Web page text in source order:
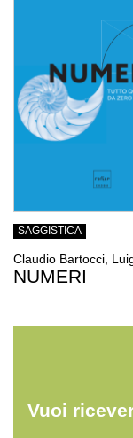
SAGGISTICA
Claudio Bartocci,
NUMERI
Vuoi